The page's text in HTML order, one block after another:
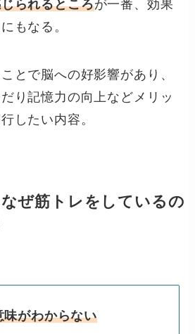
られるところが一番、効果
もなる。
とで脳への好影響があり、
り記憶力の向上などメリッ
したい内容。
ぜ筋トレをしているの
味がわからない